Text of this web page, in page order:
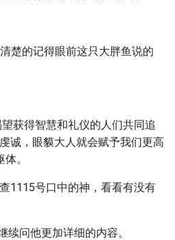
楚的记得眼前这只大胖鱼说的
获得智慧和礼仪的人们共同追
诚，眼貘大人就会赋予我们更高
。
1115号口中的神，看看有没有
问他更加详细的内容。